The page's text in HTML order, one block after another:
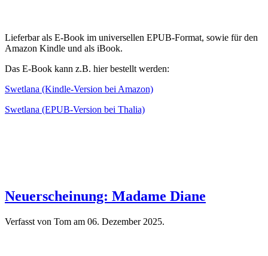
Lieferbar als E-Book im universellen EPUB-Format, sowie für den
Amazon Kindle und als iBook.
Das E-Book kann z.B. hier bestellt werden:
Swetlana (Kindle-Version bei Amazon)
Swetlana (EPUB-Version bei Thalia)
Neuerscheinung: Madame Diane
Verfasst von Tom am 06. Dezember 2025.